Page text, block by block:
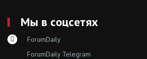
Мы в соцсетях
ForumDaily
ForumDaily Telegram